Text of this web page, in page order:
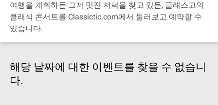
여행을 계획하든 그저 멋진 저녁을 찾고 있든, 글래스고의
클래식 콘서트를 Classictic.com에서 둘러보고 예약할 수
있습니다.
해당 날짜에 대한 이벤트를 찾을 수 없습니
다.